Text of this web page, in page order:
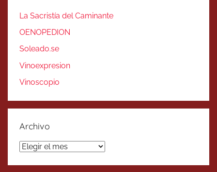
La Sacristía del Caminante
OENOPEDION
Soleado.se
Vinoexpresion
Vinoscopio
Archivo
Archivo